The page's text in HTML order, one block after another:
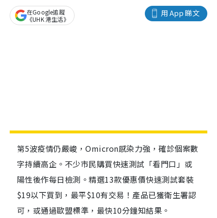
用 App 睇文
在Google追蹤
《UHK 港生活》
第5波疫情仍嚴峻，Omicron感染力強，確診個案數
字持續高企。不少市民購買快速測試「看門口」或
陽性後作每日檢測。精選13款優惠價快速測試套裝
$19以下買到，最平$10有交易！產品已獲衛生署認
可，或通過歐盟標準，最快10分鐘知結果。